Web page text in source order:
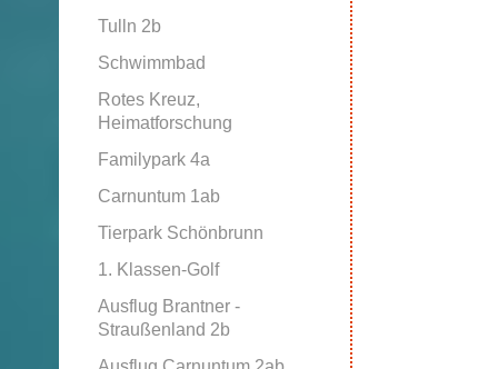
Tulln 2b
Schwimmbad
Rotes Kreuz,
Heimatforschung
Familypark 4a
Carnuntum 1ab
Tierpark Schönbrunn
1. Klassen-Golf
Ausflug Brantner -
Straußenland 2b